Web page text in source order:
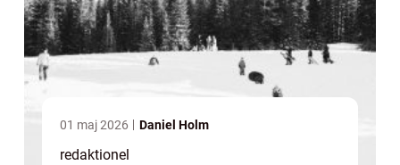
01 maj 2026 Daniel Holm
redaktionel